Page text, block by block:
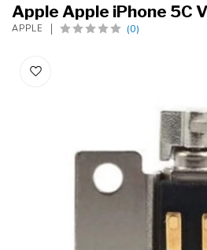
Apple Apple iPhone 5C
APPLE (0)